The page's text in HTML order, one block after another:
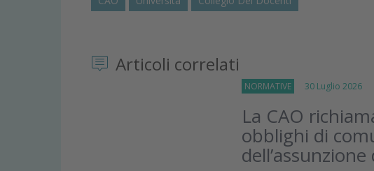
Articoli correlati
NORMATIVE 30 Luglio 2026
La CAO
obblighi di
dell’assunzione